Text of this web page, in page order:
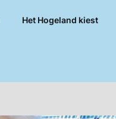
Het Hogeland kiest